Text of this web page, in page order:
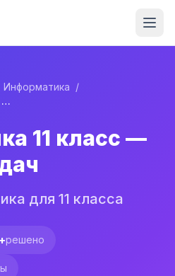
Информатика /
Информатика 11 класс — решение задач
11 класс —
для 11 класса
решено